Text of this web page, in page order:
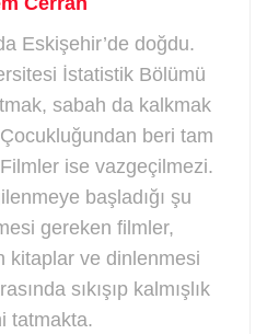
Eskişehir’de doğdu.
İstatistik Bölümü
sabah da kalkmak
beri tam
ise vazgeçilmezi.
başladığı şu
gereken filmler,
kitaplar ve dinlenmesi
sıkışıp kalmışlık
tatmakta.